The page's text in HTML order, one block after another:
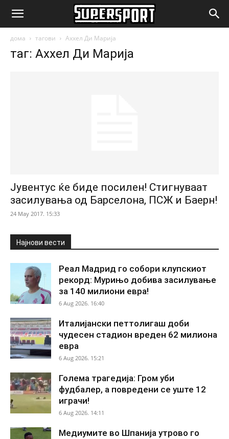
SuperSport.mk
дома тагови Аххел Ди Марија
таг: Аххел Ди Марија
Јувентус ќе биде посилен! Стигнуваат
засилувања од Барселона, ПСЖ и Баерн!
24 May 2017. 15:33
Најнови вести
Реал Мадрид го собори клупскиот
рекорд: Мурињо добива засилување
за 140 милиони евра!
6 Aug 2026. 16:40
Италијански петтолигаш доби
чудесен стадион вреден 62 милиона
евра
6 Aug 2026. 15:21
Голема трагедија: Гром уби
фудбалер, а повредени се уште 12
играчи!
6 Aug 2026. 14:11
Медиумите во Шпанија утрово го